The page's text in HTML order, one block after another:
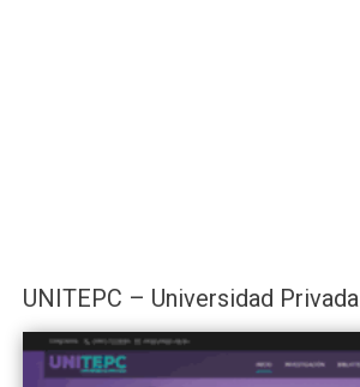
UNITEPC – Universidad Privada